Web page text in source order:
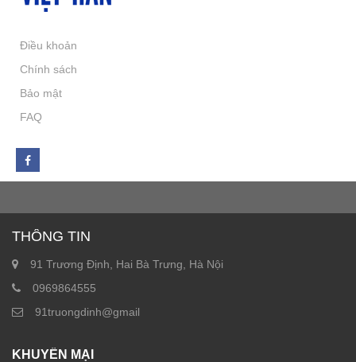
Điều khoản
Chính sách
Bảo mật
FAQ
THÔNG TIN
91 Trương Định, Hai Bà Trưng, Hà Nội
0969864555
91truongdinh@gmail
KHUYẾN MẠI